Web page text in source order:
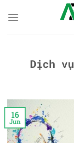
Dịch
16
Jun